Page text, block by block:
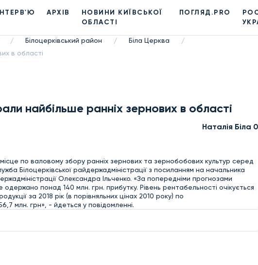
АРХІВ
НОВИНИ КИЇВСЬКОЇ
ОБЛАСТІ
ПОГЛЯД.PRO
/ Білоцерківський район / Біла Церква
/
в області
найбільше ранніх зернових в області
Наталія Біла 0
місце по валовому збору ранніх зернових та зернобобових культур серед
Білоцерківської райдержадміністрації з посиланням на начальника
Олександра Ільченко. «За попередніми прогнозами
понад 140 млн. грн. прибутку. Рівень рентабельності очікується
за 2018 рік (в порівняльних цінах 2010 року) по
млн. грн», - йдеться у повідомленні.